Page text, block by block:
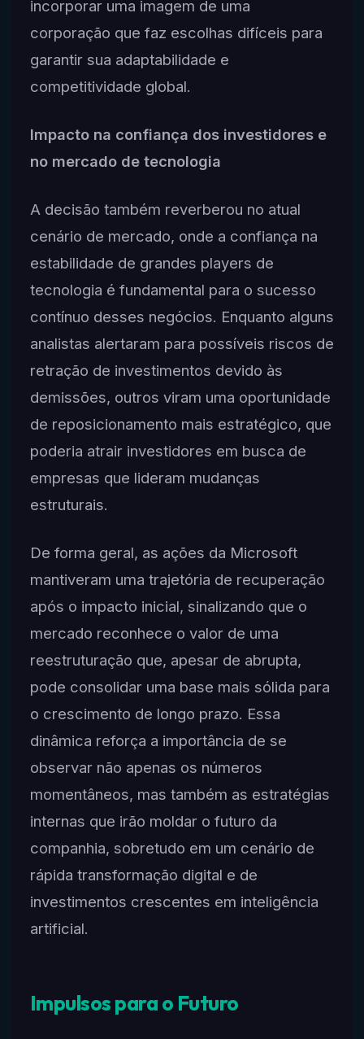
incorporar uma imagem de uma
corporação que faz escolhas difíceis para
garantir sua adaptabilidade e
competitividade global.
Impacto na confiança dos investidores e
no mercado de tecnologia
A decisão também reverberou no atual
cenário de mercado, onde a confiança na
estabilidade de grandes players de
tecnologia é fundamental para o sucesso
contínuo desses negócios. Enquanto alguns
analistas alertaram para possíveis riscos de
retração de investimentos devido às
demissões, outros viram uma oportunidade
de reposicionamento mais estratégico, que
poderia atrair investidores em busca de
empresas que lideram mudanças
estruturais.
De forma geral, as ações da Microsoft
mantiveram uma trajetória de recuperação
após o impacto inicial, sinalizando que o
mercado reconhece o valor de uma
reestruturação que, apesar de abrupta,
pode consolidar uma base mais sólida para
o crescimento de longo prazo. Essa
dinâmica reforça a importância de se
observar não apenas os números
momentâneos, mas também as estratégias
internas que irão moldar o futuro da
companhia, sobretudo em um cenário de
rápida transformação digital e de
investimentos crescentes em inteligência
artificial.
Impulsos para o Futuro